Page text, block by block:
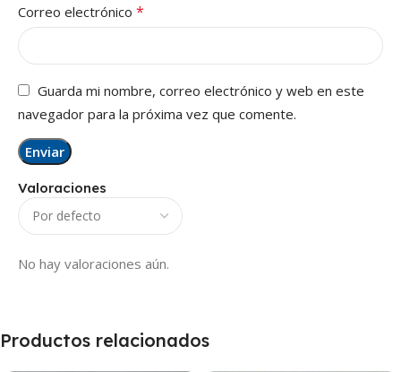
Valoraciones
No hay valoraciones aún.
Correo electrónico *
Guarda mi nombre, correo electrónico y web en este
navegador para la próxima vez que comente.
Productos relacionados